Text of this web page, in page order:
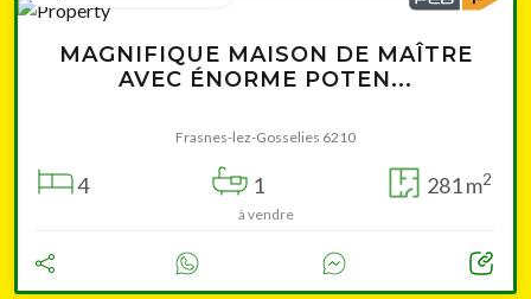
MAGNIFIQUE MAISON DE MAÎTRE
AVEC ÉNORME POTEN...
Frasnes-lez-Gosselies 6210
4 1 281 m2
à vendre